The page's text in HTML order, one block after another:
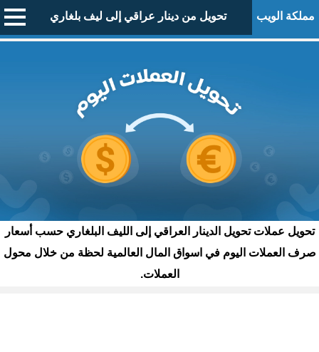
مملكة الويب تحويل من دينار عراقي إلى ليف بلغاري
تحويل عملات تحويل الدينار العراقي إلى الليف البلغاري حسب أسعار
صرف العملات اليوم في اسواق المال العالمية لحظة من خلال محول
العملات.